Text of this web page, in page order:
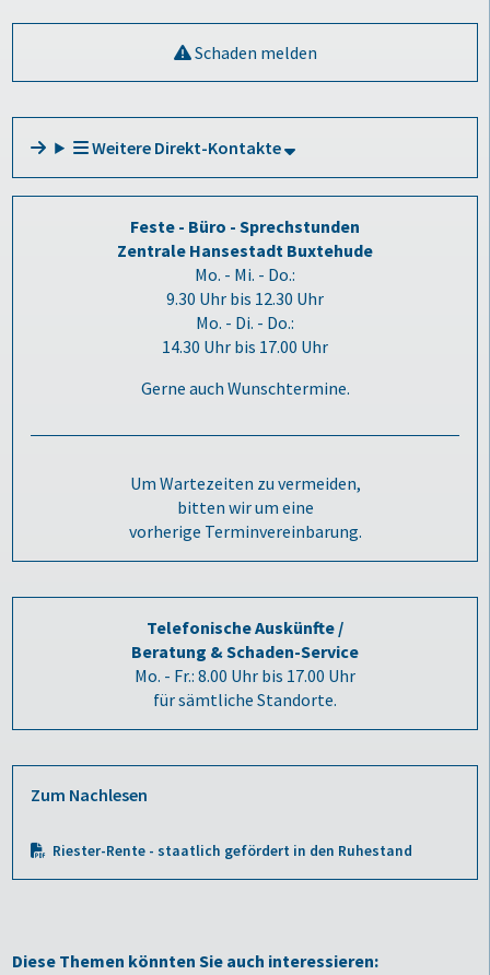
Schaden melden
Weitere Direkt-Kontakte
Feste - Büro - Sprechstunden
Zentrale Hansestadt Buxtehude
Mo. - Mi. - Do.:
9.30 Uhr bis 12.30 Uhr
Mo. - Di. - Do.:
14.30 Uhr bis 17.00 Uhr
Gerne auch Wunschtermine.
Um Wartezeiten zu vermeiden,
bitten wir um eine
vorherige Terminvereinbarung.
Telefonische Auskünfte /
Beratung & Schaden-Service
Mo. - Fr.: 8.00 Uhr bis 17.00 Uhr
für sämtliche Standorte.
Zum Nachlesen
Riester-Rente - staatlich gefördert in den Ruhestand
Diese Themen könnten Sie auch interessieren: